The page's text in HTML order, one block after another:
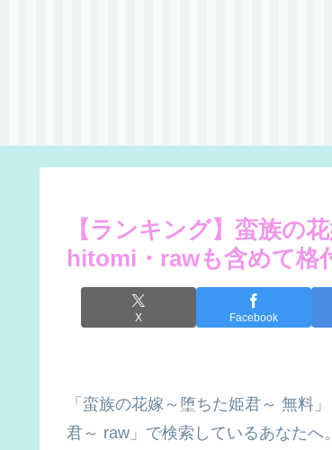
【ランキング】蛮族の
hitomi・rawも含めて格
X Facebook
「蛮族の花嫁～堕ちた姫君～ 無料
君～ raw」で検索しているあなたへ。